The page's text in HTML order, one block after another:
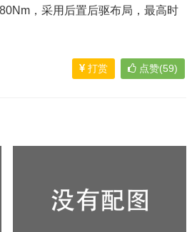
，采用后置后驱布局，最高时
打赏 点赞(59)